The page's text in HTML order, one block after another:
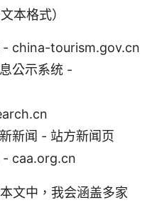
本格式）
- china-tourism.gov.cn
公示系统 -
新闻 - 站方新闻页
- caa.org.cn
文中，我会涵盖多家